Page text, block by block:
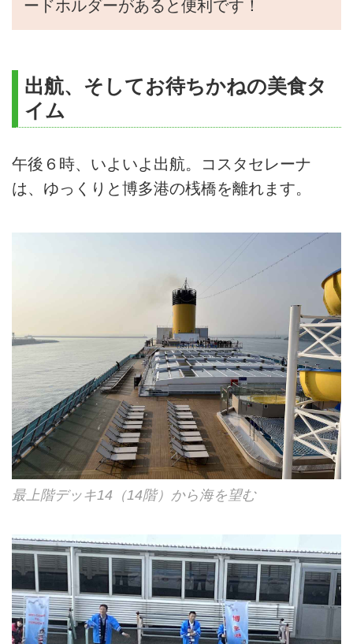
ードホルダーがあると便利です！
出航、そしてお待ちかねの美食タ
イム
午後６時、いよいよ出航。コスタセレーナ
は、ゆっくりと博多港の桟橋を離れます。
最上階デッキ14（14階）から海を望む